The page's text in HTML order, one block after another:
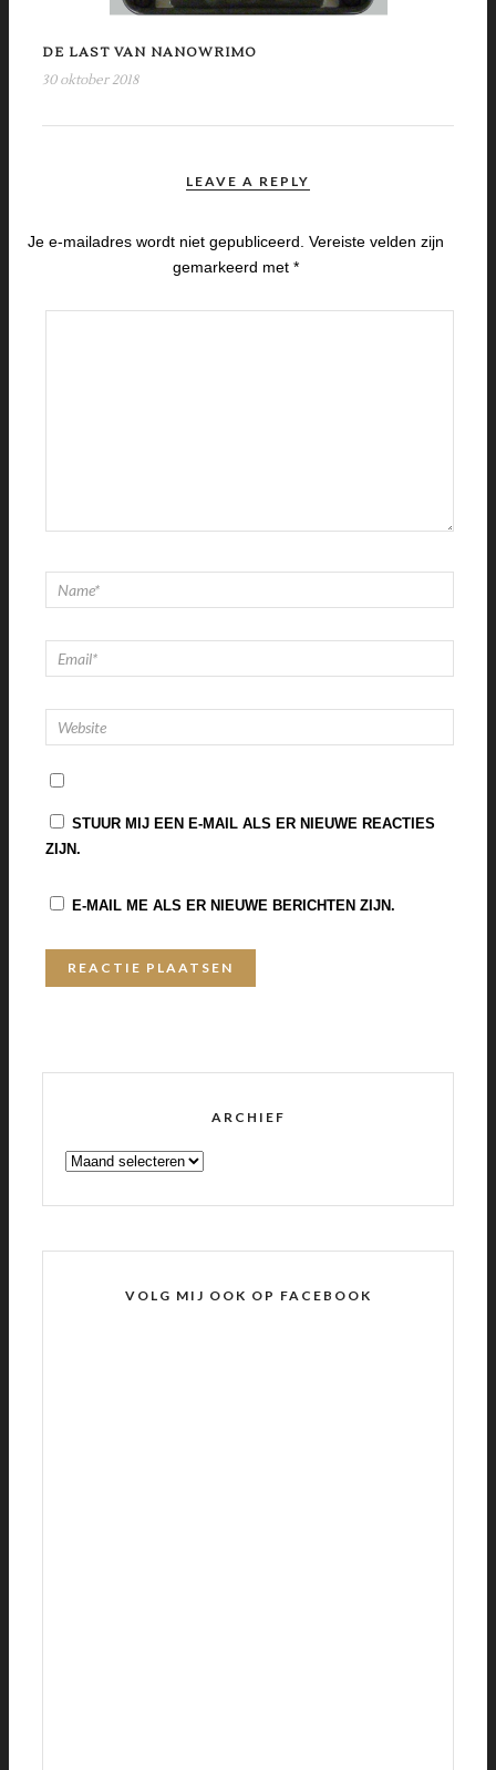
DE LAST VAN NANOWRIMO
30 oktober 2018
LEAVE A REPLY
Je e-mailadres wordt niet gepubliceerd. Vereiste velden zijn
gemarkeerd met*
STUUR MIJ EEN E-MAIL ALS ER NIEUWE REACTIES
ZIJN.
E-MAIL ME ALS ER NIEUWE BERICHTEN ZIJN.
ARCHIEF
ARCHIEF
VOLG MIJ OOK OP FACEBOOK